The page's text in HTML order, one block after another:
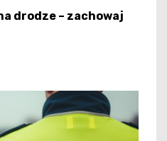
drodze – zachowaj